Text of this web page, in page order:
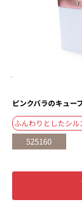
ピンクバラのキュー
ふんわりとしたシ
525160